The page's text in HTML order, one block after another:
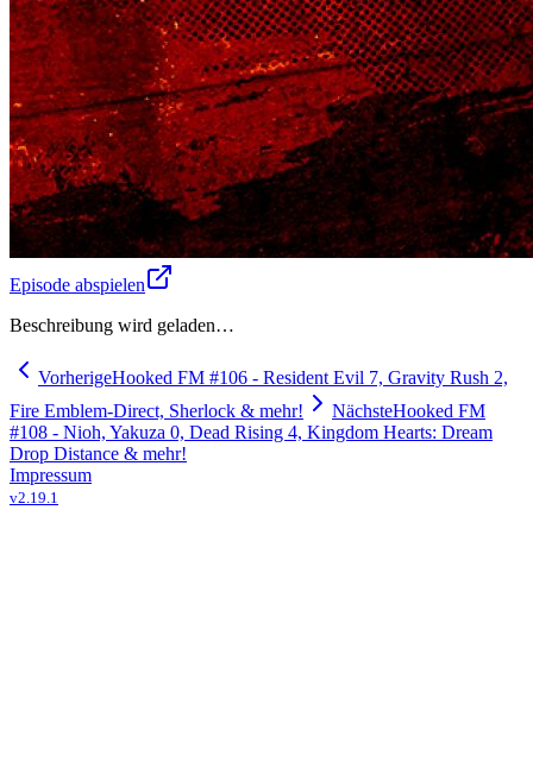
Episode abspielen
Beschreibung wird geladen…
VorherigeHooked FM #106 - Resident Evil 7, Gravity Rush 2,
Fire Emblem-Direct, Sherlock & mehr!
NächsteHooked FM
#108 - Nioh, Yakuza 0, Dead Rising 4, Kingdom Hearts: Dream
Drop Distance & mehr!
Impressum
v2.19.1